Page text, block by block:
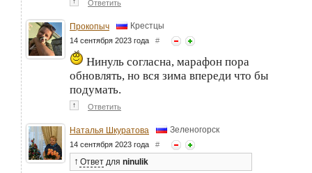
Ответить
Прокопыч Крестцы
14 сентября 2023 года #
Нинуль согласна, марафон пора
обновлять, но вся зима впереди что бы
подумать.
↑ Ответить
Наталья Шкуратова Зеленогорск
14 сентября 2023 года #
↑ Ответ для ninulik